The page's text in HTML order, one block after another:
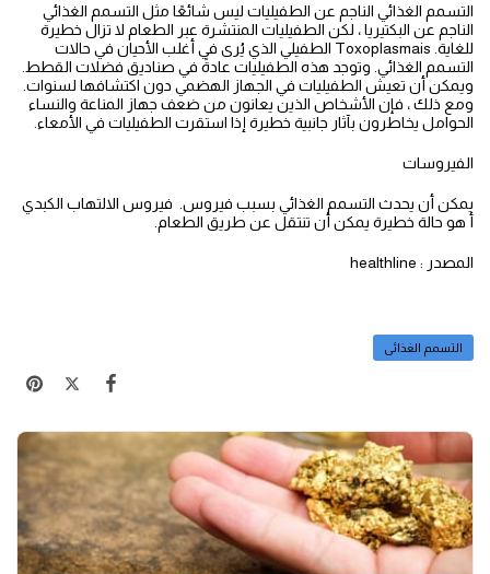
التسمم الغذائي الناجم عن الطفيليات ليس شائعًا مثل التسمم الغذائي
الناجم عن البكتيريا ، لكن الطفيليات المنتشرة عبر الطعام لا تزال خطيرة
للغاية. Toxoplasmais الطفيلي الذي يُرى في أغلب الأحيان في حالات
التسمم الغذائي. وتوجد هذه الطفيليات عادةً في صناديق فضلات القطط.
ويمكن أن تعيش الطفيليات في الجهاز الهضمي دون اكتشافها لسنوات.
ومع ذلك ، فإن الأشخاص الذين يعانون من ضعف جهاز المناعة والنساء
الحوامل يخاطرون بآثار جانبية خطيرة إذا استقرت الطفيليات في الأمعاء.
الفيروسات
يمكن أن يحدث التسمم الغذائي بسبب فيروس. فيروس الالتهاب الكبدي
أ هو حالة خطيرة يمكن أن تنتقل عن طريق الطعام.
المصدر : healthline
التسمم الغذائى